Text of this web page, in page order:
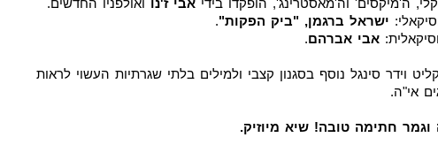
ישראל ברגמן, "ביק הפקות".
אבי אברהם.
וידר סינגל נוסף בסגנון קצבי ולמילים בלתי שגרתיות העשוי לראות
אי"ה.
וגמר חתימה טובה! שיא מיוזיק.